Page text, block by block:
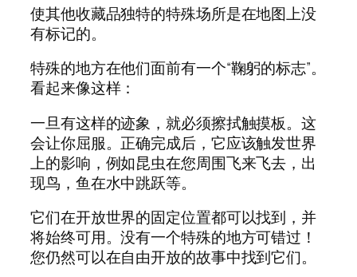
使其他收藏品独特的特殊场所是在地图上没
有标记的。
特殊的地方在他们面前有一个“鞠躬的标志”。
看起来像这样：
一旦有这样的迹象，就必须擦拭触摸板。这
会让你屈服。正确完成后，它应该触发世界
上的影响，例如昆虫在您周围飞来飞去，出
现鸟，鱼在水中跳跃等。
它们在开放世界的固定位置都可以找到，并
将始终可用。没有一个特殊的地方可错过！
您仍然可以在自由开放的故事中找到它们。